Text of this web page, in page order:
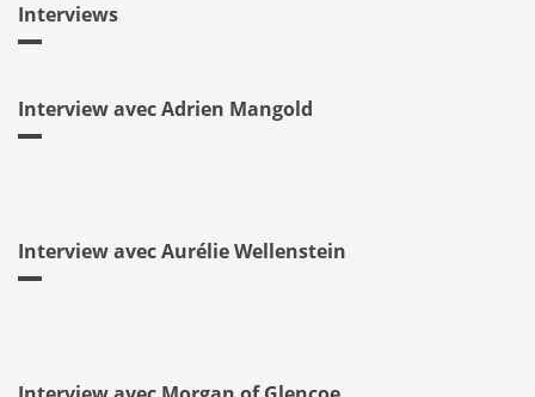
Interviews
Interview avec Adrien Mangold
Interview avec Aurélie Wellenstein